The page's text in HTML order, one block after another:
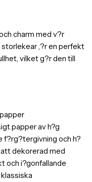
charm med v?r
storlekear ,?r en perfekt
vilket g?r den till
papper av h?g
f?rg?tergivning och h?
dekorerad med
och i?gonfallande